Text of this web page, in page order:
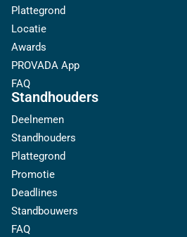
Plattegrond
Locatie
Awards
PROVADA App
FAQ
Standhouders
Deelnemen
Standhouders
Plattegrond
Promotie
Deadlines
Standbouwers
FAQ